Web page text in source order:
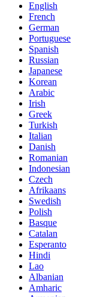
English
French
German
Portuguese
Spanish
Russian
Japanese
Korean
Arabic
Irish
Greek
Turkish
Italian
Danish
Romanian
Indonesian
Czech
Afrikaans
Swedish
Polish
Basque
Catalan
Esperanto
Hindi
Lao
Albanian
Amharic